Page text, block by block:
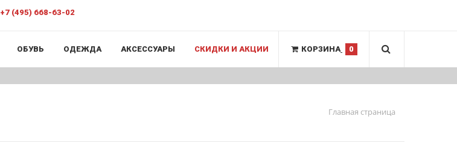
+7 (495) 668-63-02
КОРЗИНА 0
ОБУВЬ ОДЕЖДА АКСЕССУАРЫ СКИДКИ И АКЦИИ
Главная страница